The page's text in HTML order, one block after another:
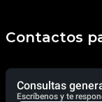
Contactos
Consultas
Escríbenos y te